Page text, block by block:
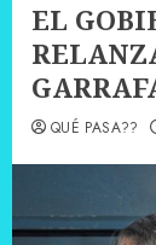
EL
QUÉ PASA??